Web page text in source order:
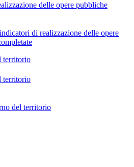
delle opere pubbliche
di realizzazione delle opere
territorio
territorio
del territorio